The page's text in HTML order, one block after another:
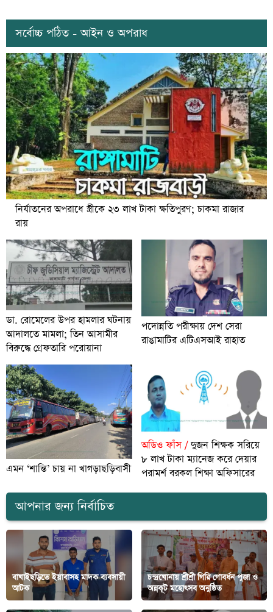
সর্বোচ্চ পঠিত - আইন ও অপরাধ
নির্যাতনের অপরাধে স্ত্রীকে ২৩ লাখ টাকা ক্ষতিপুরণ; চাকমা রাজার
রায়
ডা. রোমেলের উপর হামলার ঘটনায়
আদালতে মামলা; তিন আসামীর
বিরুদ্ধে গ্রেফতারি পরোয়ানা
পদোন্নতি পরীক্ষায় দেশ সেরা
রাঙামাটির এটিএসআই রাহাত
এমন ‘শান্তি’ চায় না খাগড়াছড়িবাসী
অডিও ফাঁস /দুজন শিক্ষক সরিয়ে
৮ লাখ টাকা ম্যানেজ করে দেয়ার
পরামর্শ বরকল শিক্ষা অফিসারের
আপনার জন্য নির্বাচিত
বাঘাইছড়িতে ইয়াবাসহ মাদক ব্যবসায়ী
আটক
চন্দ্রঘোনায় শ্রীশ্রী গিরি গোবর্ধন পুজা ও
অন্নকূট মহোৎসব অনুষ্ঠিত